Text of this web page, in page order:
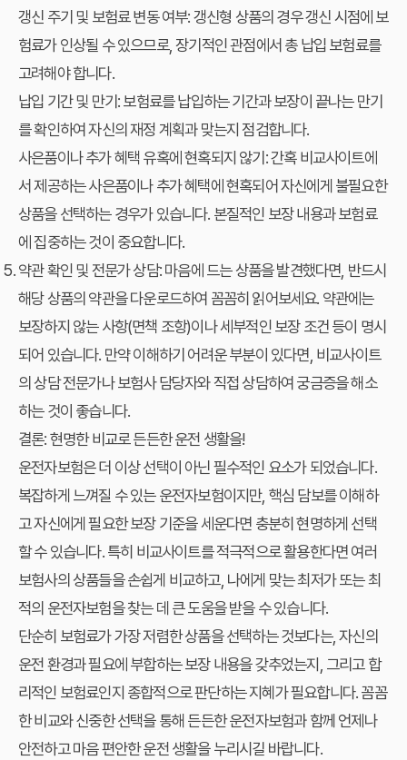
갱신 주기 및 보험료 변동 여부:갱신형 상품의 경우 갱신 시점에 보
험료가 인상될 수 있으므로, 장기적인 관점에서 총 납입 보험료를
고려해야 합니다.
납입 기간 및 만기:보험료를 납입하는 기간과 보장이 끝나는 만기
를 확인하여 자신의 재정 계획과 맞는지 점검합니다.
사은품이나 추가 혜택 유혹에 현혹되지 않기:간혹 비교사이트에
서 제공하는 사은품이나 추가 혜택에 현혹되어 자신에게 불필요한
상품을 선택하는 경우가 있습니다. 본질적인 보장 내용과 보험료
에 집중하는 것이 중요합니다.
약관 확인 및 전문가 상담:마음에 드는 상품을 발견했다면, 반드시
해당 상품의 약관을 다운로드하여 꼼꼼히 읽어보세요. 약관에는
보장하지 않는 사항(면책 조항)이나 세부적인 보장 조건 등이 명시
되어 있습니다. 만약 이해하기 어려운 부분이 있다면, 비교사이트
의 상담 전문가나 보험사 담당자와 직접 상담하여 궁금증을 해소
하는 것이 좋습니다.
결론: 현명한 비교로 든든한 운전 생활을!
운전자보험은 더 이상 선택이 아닌 필수적인 요소가 되었습니다.
복잡하게 느껴질 수 있는 운전자보험이지만, 핵심 담보를 이해하
고 자신에게 필요한 보장 기준을 세운다면 충분히 현명하게 선택
할 수 있습니다. 특히 비교사이트를 적극적으로 활용한다면 여러
보험사의 상품들을 손쉽게 비교하고, 나에게 맞는 최저가 또는 최
적의 운전자보험을 찾는 데 큰 도움을 받을 수 있습니다.
단순히 보험료가 가장 저렴한 상품을 선택하는 것보다는, 자신의
운전 환경과 필요에 부합하는 보장 내용을 갖추었는지, 그리고 합
리적인 보험료인지 종합적으로 판단하는 지혜가 필요합니다. 꼼꼼
한 비교와 신중한 선택을 통해 든든한 운전자보험과 함께 언제나
안전하고 마음 편안한 운전 생활을 누리시길 바랍니다.